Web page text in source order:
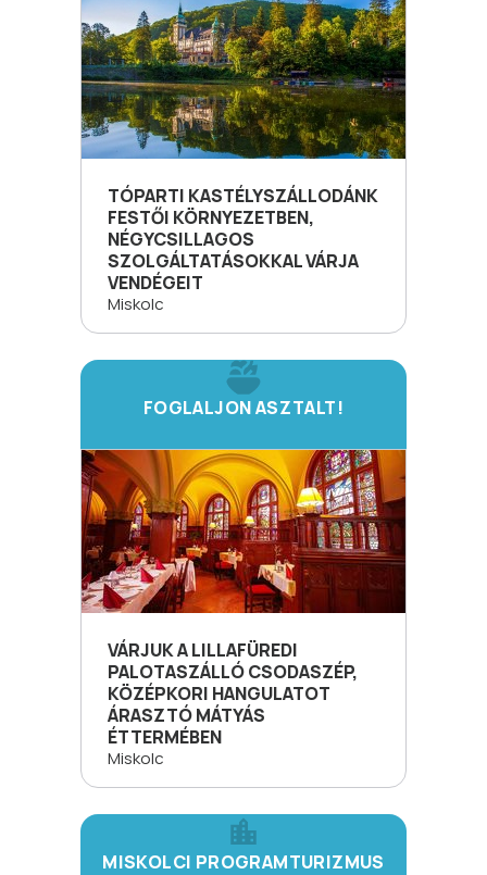
TÓPARTI KASTÉLYSZÁLLODÁNK
FESTŐI KÖRNYEZETBEN,
NÉGYCSILLAGOS
SZOLGÁLTATÁSOKKAL VÁRJA
VENDÉGEIT
Miskolc
FOGLALJON ASZTALT!
VÁRJUK A LILLAFÜREDI
PALOTASZÁLLÓ CSODASZÉP,
KÖZÉPKORI HANGULATOT
ÁRASZTÓ MÁTYÁS
ÉTTERMÉBEN
Miskolc
MISKOLCI PROGRAMTURIZMUS